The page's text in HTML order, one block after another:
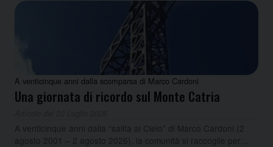
A venticinque anni dalla scomparsa di Marco Cardoni
Una giornata di ricordo sul Monte Catria
A venticinque anni dalla “salita al Cielo” di Marco Cardoni (2
agosto 2001 – 2 agosto 2026), la comunità si raccoglie per…